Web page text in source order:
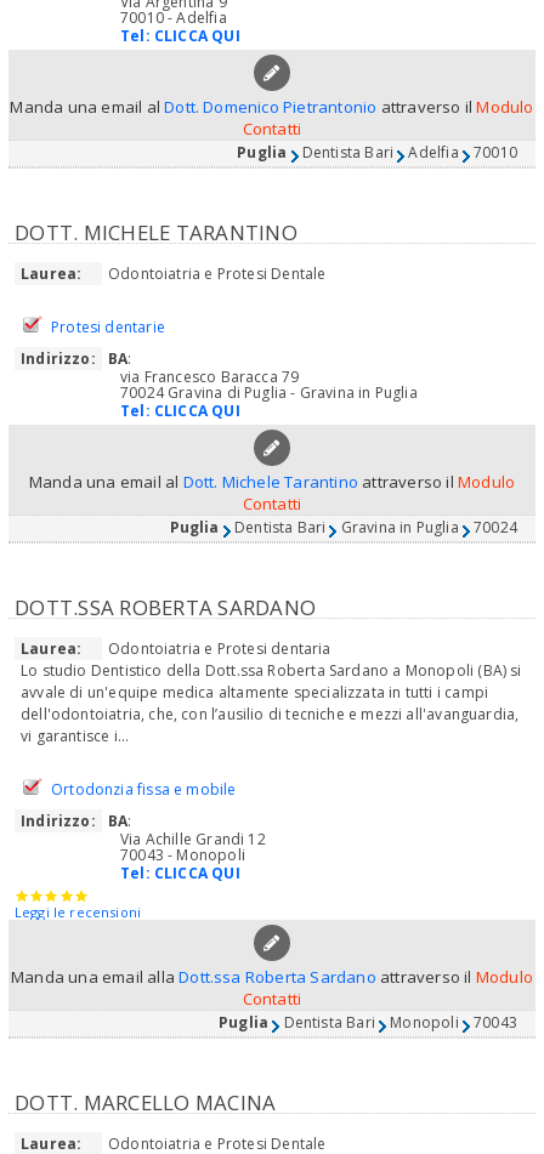
70010 - Adelfia
Tel: CLICCA QUI
Manda una email alDott. Domenico Pietrantonio attraverso ilModulo
Contatti
Puglia Dentista Bari Adelfia 70010
DOTT. MICHELE TARANTINO
Laurea: Odontoiatria e Protesi Dentale
Protesi dentarie
Indirizzo:
BA:
via Francesco Baracca 79
70024 Gravina di Puglia - Gravina in Puglia
Tel: CLICCA QUI
Manda una email al Dott. Michele Tarantino attraverso ilModulo
Contatti
Puglia Dentista Bari Gravina in Puglia 70024
DOTT.SSA ROBERTA SARDANO
Laurea:
Odontoiatria e Protesi dentaria
Lo studio Dentistico della Dott.ssa Roberta Sardano a Monopoli (BA) si
avvale di un'equipe medica altamente specializzata in tutti i campi
dell'odontoiatria, che, con l’ausilio di tecniche e mezzi all'avanguardia,
vi garantisce i...
Ortodonzia fissa e mobile
Indirizzo:
BA:
Via Achille Grandi 12
70043 - Monopoli
Tel: CLICCA QUI
Leggi le recensioni
Manda una email allaDott.ssa Roberta Sardano attraverso il Modulo
Contatti
Puglia Dentista Bari Monopoli 70043
DOTT. MARCELLO MACINA
Laurea:
Odontoiatria e Protesi Dentale